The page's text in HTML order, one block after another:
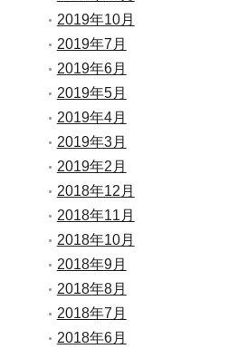
2019年10月
2019年7月
2019年6月
2019年5月
2019年4月
2019年3月
2019年2月
2018年12月
2018年11月
2018年10月
2018年9月
2018年8月
2018年7月
2018年6月